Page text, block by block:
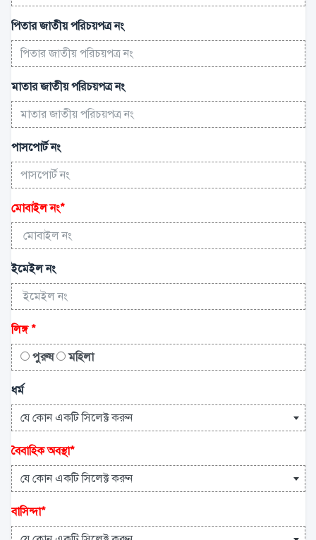
পিতার জাতীয় পরিচয়পত্র নং
মাতার জাতীয় পরিচয়পত্র নং
পাসপোর্ট নং
মোবাইল নং*
ইমেইল নং
লিঙ্গ*
পুরুষ
মহিলা
ধর্ম
যে কোন একটি সিলেক্ট করুন
বৈবাহিক অবস্থা*
যে কোন একটি সিলেক্ট করুন
বাসিন্দা*